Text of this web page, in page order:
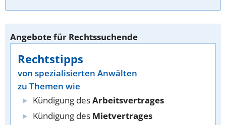
Angebote für Rechtssuchende
Rechtstipps
von spezialisierten Anwälten
zu Themen wie
Kündigung desArbeitsvertrages
Kündigung des Mietvertrages